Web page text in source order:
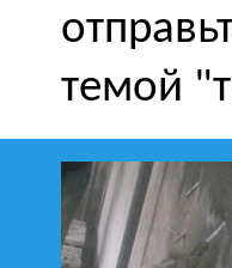
темой